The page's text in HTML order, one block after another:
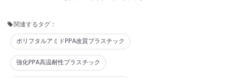
関連するタグ :
ポリフタルアミドPPA改質プラスチック
強化PPA高温耐性プラスチック